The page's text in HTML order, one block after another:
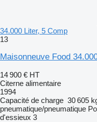
34.000 Liter, 5 Comp
13
Maisonneuve Food
14 900 € HT
Citerne alimentaire
1994
Capacité de charge 30 605
pneumatique/pneumatique
d'essieux 3